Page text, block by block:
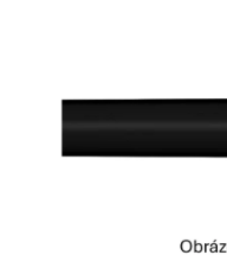
hviezdičiek.